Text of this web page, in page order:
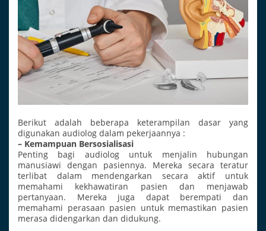
Berikut adalah beberapa keterampilan dasar yang
digunakan audiolog dalam pekerjaannya :
– Kemampuan Bersosialisasi
Penting bagi audiolog untuk menjalin hubungan
manusiawi dengan pasiennya. Mereka secara teratur
terlibat dalam mendengarkan secara aktif untuk
memahami kekhawatiran pasien dan menjawab
pertanyaan. Mereka juga dapat berempati dan
memahami perasaan pasien untuk memastikan pasien
merasa didengarkan dan didukung.